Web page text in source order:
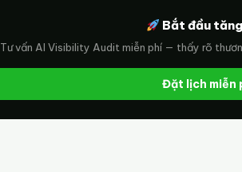
Bắt đầu
Tư vấn AI Visibility Audit miễn phí — thấy rõ
Đặt lịch miễn